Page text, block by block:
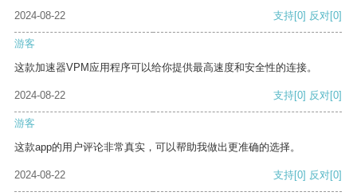
2024-08-22 支持[0] 反对[0]
游客
这款加速器VPM应用程序可以给你提供最高速度和安全性的连接。
2024-08-22 支持[0] 反对[0]
游客
这款app的用户评论非常真实，可以帮助我做出更准确的选择。
2024-08-22 支持[0] 反对[0]